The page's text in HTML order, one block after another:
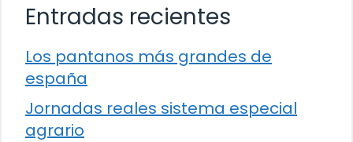
Entradas recientes
Los pantanos más grandes de
españa
Jornadas reales sistema especial
agrario